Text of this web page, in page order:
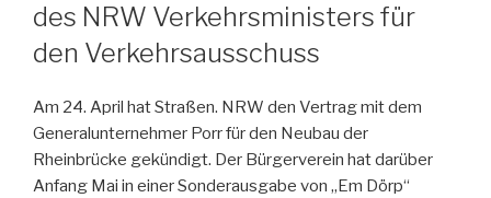
des NRW Verkehrsministers für
den Verkehrsausschuss
Am 24. April hat Straßen. NRW den Vertrag mit dem
Generalunternehmer Porr für den Neubau der
Rheinbrücke gekündigt. Der Bürgerverein hat darüber
Anfang Mai in einer Sonderausgabe von „Em Dörp“